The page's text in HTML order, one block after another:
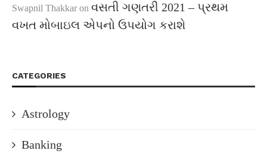
Swapnil Thakkar on વસતી ગણતરી 2021 – પ્રથમ
વખત મોબાઇલ એપનો ઉપયોગ કરાશે
CATEGORIES
Astrology
Banking